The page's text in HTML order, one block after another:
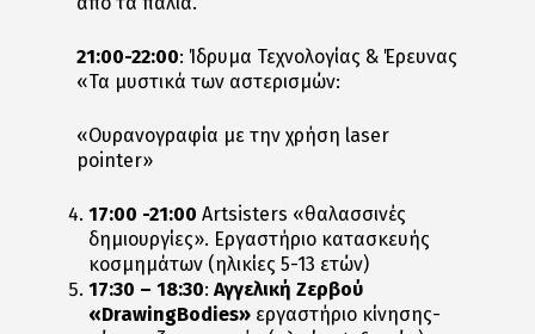
21:00-22:00: Ίδρυμα Τεχνολογίας & Έρευνας
«Τα μυστικά των αστερισμών:
«Ουρανογραφία με την χρήση laser
pointer»
17:00 -21:00 Artsisters «θαλασσινές
δημιουργίες». Εργαστήριο κατασκευής
κοσμημάτων (ηλικίες 5-13 ετών)
17:30 – 18:30: Αγγελική Ζερβού
«DrawingBodies» εργαστήριο κίνησης-